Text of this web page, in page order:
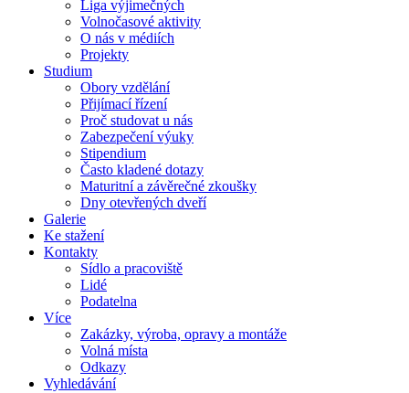
Liga výjimečných
Volnočasové aktivity
O nás v médiích
Projekty
Studium
Obory vzdělání
Přijímací řízení
Proč studovat u nás
Zabezpečení výuky
Stipendium
Často kladené dotazy
Maturitní a závěrečné zkoušky
Dny otevřených dveří
Galerie
Ke stažení
Kontakty
Sídlo a pracoviště
Lidé
Podatelna
Více
Zakázky, výroba, opravy a montáže
Volná místa
Odkazy
Vyhledávání